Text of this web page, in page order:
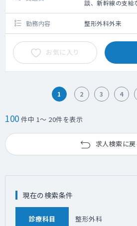
談、新幹線の支給
勤務内容 整形外科外来
お気に入り
1 2 3 4
100 件中 1～ 20件を表示
求人検索に戻
現在の検索条件
診療科目 整形外科